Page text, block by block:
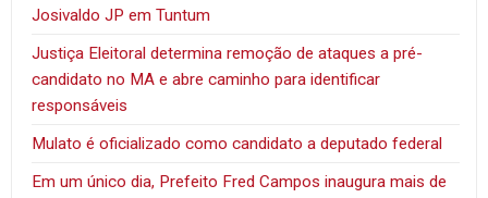
Josivaldo JP em Tuntum
Justiça Eleitoral determina remoção de ataques a pré-
candidato no MA e abre caminho para identificar
responsáveis
Mulato é oficializado como candidato a deputado federal
Em um único dia, Prefeito Fred Campos inaugura mais de